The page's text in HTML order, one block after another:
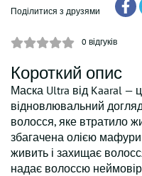
Поділитися з друзями
0 відгуків
Короткий опис
Маска Ultra від Kaaral —
відновлювальний
волосся, яке втратило
збагачена олією мафури
живить і захищає
надає волоссю